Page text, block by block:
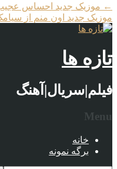
← موزیک جدید احساس
موزیک جدید اون منم از
تازه ها
فیلم|سریال|آهنگ
Menu
خانه
برگه نمونه